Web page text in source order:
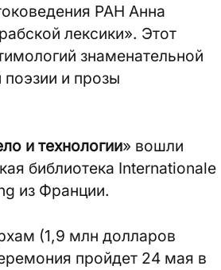
РАН Анна
лексики». Этот
знаменательной
и прозы
и технологии» вошли
библиотека Internationale
из Франции.
(1,9 млн долларов
пройдет 24 мая в